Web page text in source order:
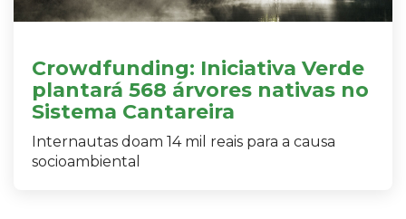
Crowdfunding: Iniciativa Verde
plantará 568 árvores nativas no
Sistema Cantareira
Internautas doam 14 mil reais para a causa
socioambiental